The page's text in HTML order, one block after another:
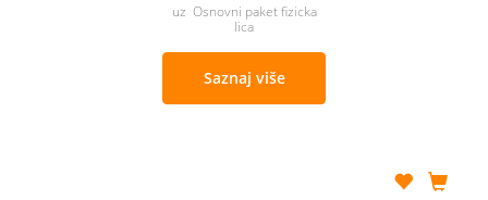
uz Osnovni paket fizicka
lica
Saznaj više